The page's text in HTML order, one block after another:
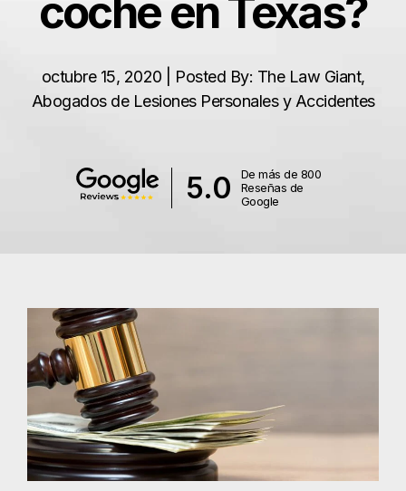
5.0
De más de 800
Reseñas de
Google
coche en Texas?
octubre 15, 2020 | Posted By: The Law Giant,
Abogados de Lesiones Personales y Accidentes